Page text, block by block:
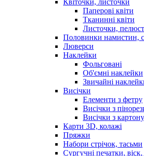
Паперові квіти
Тканинні квіти
Листочки,
Половинки намистин,
Люверси
Наклейки
Фольговані
Об'ємні наклейки
Звичайні
Висічки
Елементи з фетру
Висічки з
Висічки з
Карти 3D, колажі
Пряжки
Набори стрічок, тасьми
Сургучні печатки,